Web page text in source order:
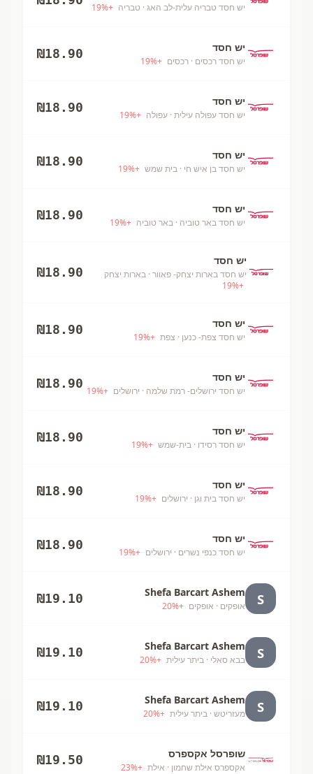
יש חסד טבריה עלית-לב האג · טבריה +
19%
יש חסד
יש חסד רכסים · רכסים +
19%
₪18.90
יש חסד
יש חסד עפולה עילית · עפולה +
19%
₪18.90
יש חסד
יש חסד בן איש חי · בית שמש +
19%
₪18.90
יש חסד
יש חסד באר טוביה · באר טוביה +
19%
₪18.90
יש חסד
יש חסד בארות יצחק- פאוור · בארות יצחק
+
19%
₪18.90
יש חסד
יש חסד צפת- כנען · צפת +
19%
₪18.90
יש חסד
יש חסד ירושלים- רמת שלמה · ירושלים +
19%
₪18.90
יש חסד
יש חסד רסידו · בית-שמש +
19%
₪18.90
יש חסד
יש חסד בית וגן · ירושלים +
19%
₪18.90
יש חסד
יש חסד כנפי נשרים · ירושלים +
19%
₪18.90
S
Shefa Barcart Ashem
אופקים · אופקים +
20%
₪19.10
S
Shefa Barcart Ashem
בבא סאלי · ביתר עילית +
20%
₪19.10
S
Shefa Barcart Ashem
מעזריטש · ביתר עילית +
20%
₪19.10
שופרסל אקספרס
אקספרס אילת שחמון · אילת +
23%
₪19.50